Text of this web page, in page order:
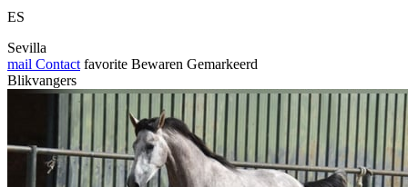
ES
Sevilla
mail Contact favorite Bewaren Gemarkeerd
Blikvangers